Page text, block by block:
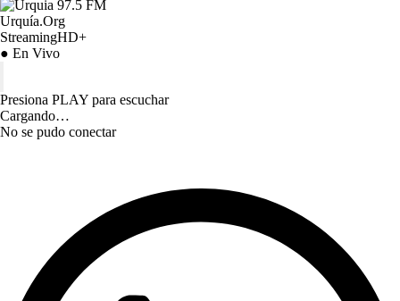
Urquía.Org
StreamingHD+
● En Vivo
Presiona PLAY para escuchar
Cargando…
No se pudo conectar